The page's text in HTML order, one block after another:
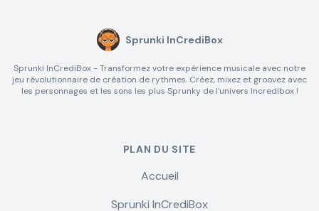
Sprunki InCrediBox
Sprunki InCrediBox - Transformez votre expérience musicale avec notre
jeu révolutionnaire de création de rythmes. Créez, mixez et groovez avec
les personnages et les sons les plus Sprunky de l'univers Incredibox !
PLAN DU SITE
Accueil
Sprunki InCrediBox